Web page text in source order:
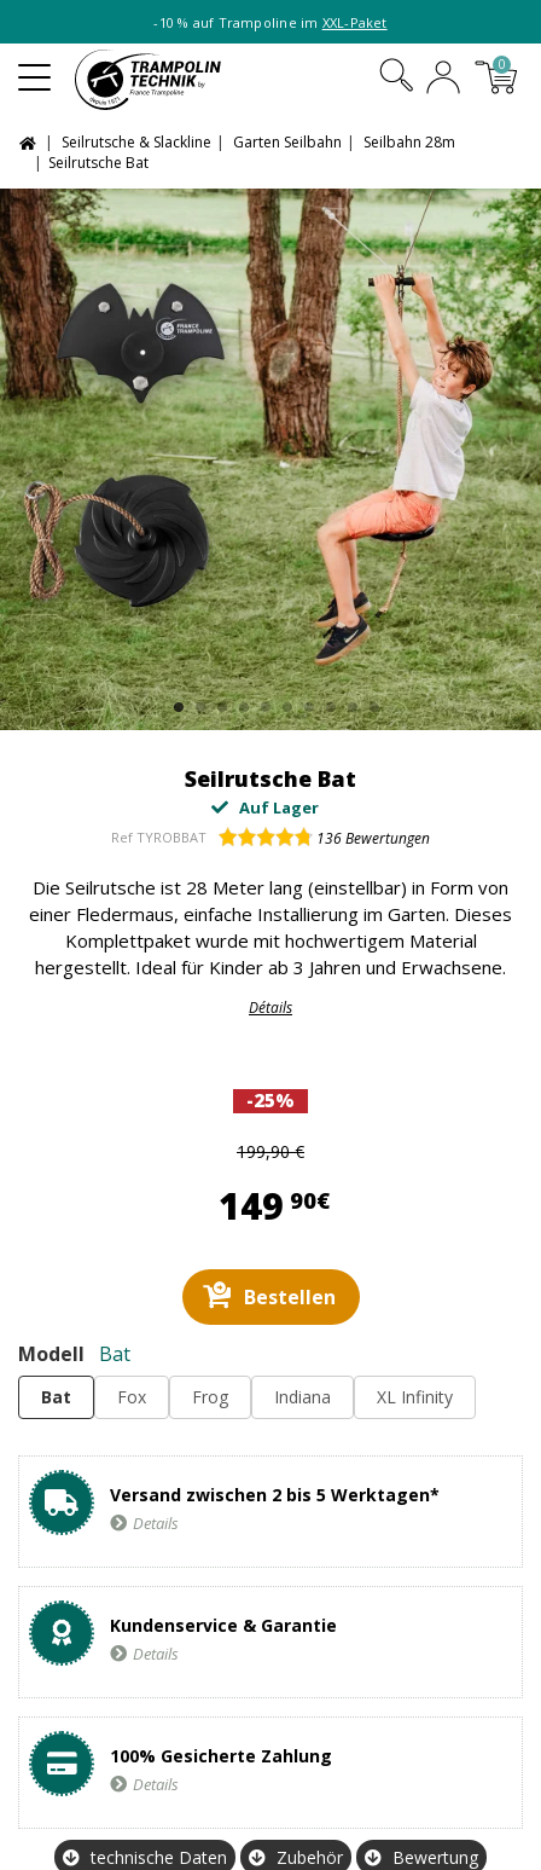
-10 % auf Trampoline im XXL-Paket
0
Seilrutsche & Slackline Garten Seilbahn
Seilbahn 28m
Seilrutsche Bat
Seilrutsche Bat
Auf Lager
Ref TYROBBAT 136Bewertungen
Die Seilrutsche ist 28 Meter lang (einstellbar) in Form von
einer Fledermaus, einfache Installierung im Garten. Dieses
Komplettpaket wurde mit hochwertigem Material
hergestellt. Ideal für Kinder ab 3 Jahren und Erwachsene.
Détails
-25%
199,90 €
149 90€149,90 €
Bestellen
Modell Bat
Bat Fox Frog Indiana XL Infinity
Versand zwischen 2 bis 5 Werktagen*
Details
Kundenservice & Garantie
Details
100% Gesicherte Zahlung
Details
technische Daten Zubehör Bewertung